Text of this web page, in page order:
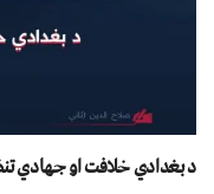
د بغدادي خلافت او جهادي